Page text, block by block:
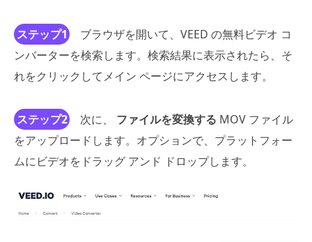
ステップ1
ブラウザを開いて、VEED の無料ビデオ コ
ンバーターを検索します。検索結果に表示されたら、そ
れをクリックしてメイン ページにアクセスします。
ステップ2 次に、 ファイルを変換する MOV ファイル
をアップロードします。オプションで、プラットフォー
ムにビデオをドラッグ アンド ドロップします。